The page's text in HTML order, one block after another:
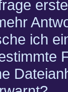
ich